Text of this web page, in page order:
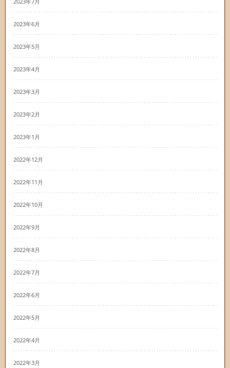
2023年6月
2023年5月
2023年4月
2023年3月
2023年2月
2023年1月
2022年12月
2022年11月
2022年10月
2022年9月
2022年8月
2022年7月
2022年6月
2022年5月
2022年4月
2022年3月